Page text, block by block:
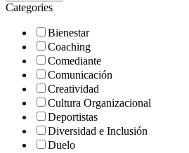
Categories
Bienestar
Coaching
Comediante
Comunicación
Creatividad
Cultura Organizacional
Deportistas
Diversidad e Inclusión
Duelo